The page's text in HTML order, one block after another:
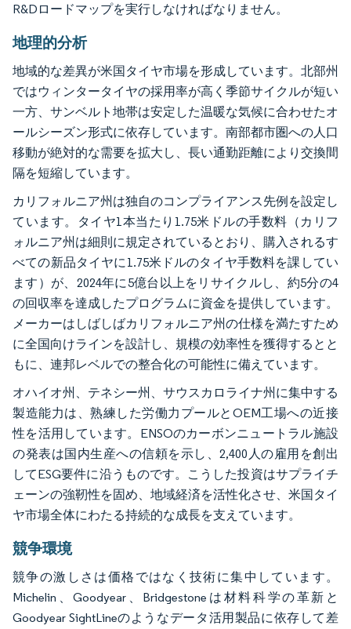
R&Dロードマップを実行しなければなりません。
地理的分析
地域的な差異が米国タイヤ市場を形成しています。北部州
ではウィンタータイヤの採用率が高く季節サイクルが短い
一方、サンベルト地帯は安定した温暖な気候に合わせたオ
ールシーズン形式に依存しています。南部都市圏への人口
移動が絶対的な需要を拡大し、長い通勤距離により交換間
隔を短縮しています。
カリフォルニア州は独自のコンプライアンス先例を設定し
ています。タイヤ1本当たり1.75米ドルの手数料（カリフ
ォルニア州は細則に規定されているとおり、購入されるす
べての新品タイヤに1.75米ドルのタイヤ手数料を課してい
ます）が、2024年に5億台以上をリサイクルし、約5分の4
の回収率を達成したプログラムに資金を提供しています。
メーカーはしばしばカリフォルニア州の仕様を満たすため
に全国向けラインを設計し、規模の効率性を獲得するとと
もに、連邦レベルでの整合化の可能性に備えています。
オハイオ州、テネシー州、サウスカロライナ州に集中する
製造能力は、熟練した労働力プールとOEM工場への近接
性を活用しています。ENSOのカーボンニュートラル施設
の発表は国内生産への信頼を示し、2,400人の雇用を創出
してESG要件に沿うものです。こうした投資はサプライチ
ェーンの強靭性を固め、地域経済を活性化させ、米国タイ
ヤ市場全体にわたる持続的な成長を支えています。
競争環境
競争の激しさは価格ではなく技術に集中しています。
Michelin、Goodyear、Bridgestoneは材料科学の革新と
Goodyear SightLineのようなデータ活用製品に依存して差